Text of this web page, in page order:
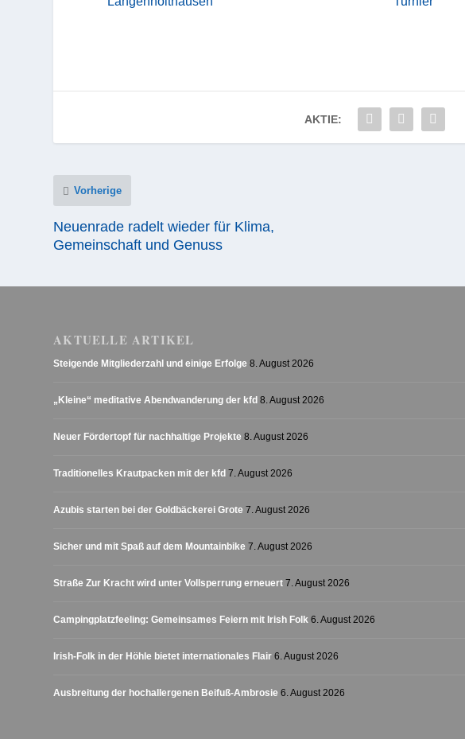
AKTIE:
Vorherige
Neuenrade radelt wieder für Klima,
Gemeinschaft und Genuss
AKTUELLE ARTIKEL
Steigende Mitgliederzahl und einige Erfolge 8. August 2026
„Kleine“ meditative Abendwanderung der kfd 8. August 2026
Neuer Fördertopf für nachhaltige Projekte 8. August 2026
Traditionelles Krautpacken mit der kfd 7. August 2026
Azubis starten bei der Goldbäckerei Grote 7. August 2026
Sicher und mit Spaß auf dem Mountainbike 7. August 2026
Straße Zur Kracht wird unter Vollsperrung erneuert 7. August 2026
Campingplatzfeeling: Gemeinsames Feiern mit Irish Folk 6. August 2026
Irish-Folk in der Höhle bietet internationales Flair 6. August 2026
Ausbreitung der hochallergenen Beifuß-Ambrosie 6. August 2026